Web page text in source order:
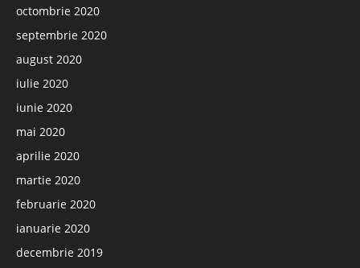
octombrie 2020
septembrie 2020
august 2020
iulie 2020
iunie 2020
mai 2020
aprilie 2020
martie 2020
februarie 2020
ianuarie 2020
decembrie 2019